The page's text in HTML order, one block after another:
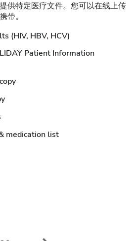
供特定医疗文件。您可以在线上传
带。
(HIV, HBV, HCV)
Patient Information
medication list